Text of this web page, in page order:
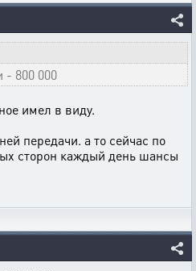
- 800 000
имел в виду.
передачи. а то сейчас по
сторон каждый день шансы